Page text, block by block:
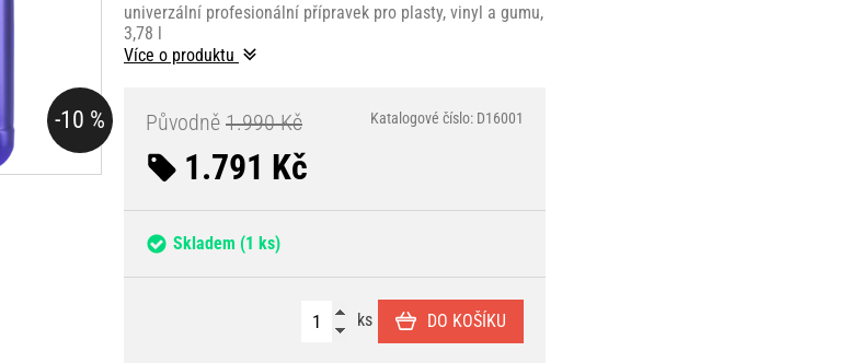
univerzální profesionální přípravek pro plasty, vinyl a gumu,
3,78 l
Více o produktu
Původně 1.990 Kč
1.791 Kč
Katalogové číslo: D16001
Skladem (1 ks)
ks DO KOŠÍKU
-10 %